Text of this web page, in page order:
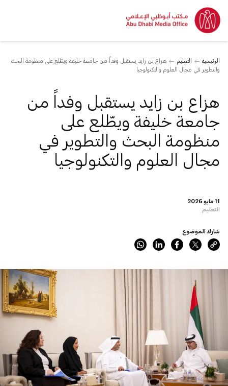
الرئيسية التعليم
هزاع بن زايد يستقبل وفداً من جامعة خليفة ويطّلع على منظومة البحث
والتطوير في مجال العلوم والتكنولوجيا
11 مايو 2026
التعليم
هزاع بن زايد يستقبل وفداً من
جامعة خليفة ويطّلع على
منظومة البحث والتطوير في
مجال العلوم والتكنولوجيا
شارك الموضوع